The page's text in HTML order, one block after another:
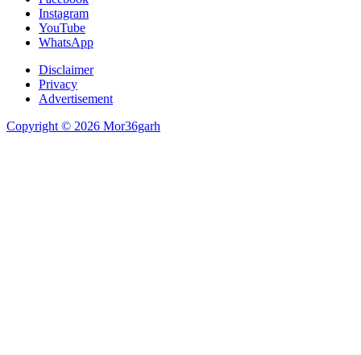
Instagram
YouTube
WhatsApp
Disclaimer
Privacy
Advertisement
Copyright © 2026 Mor36garh